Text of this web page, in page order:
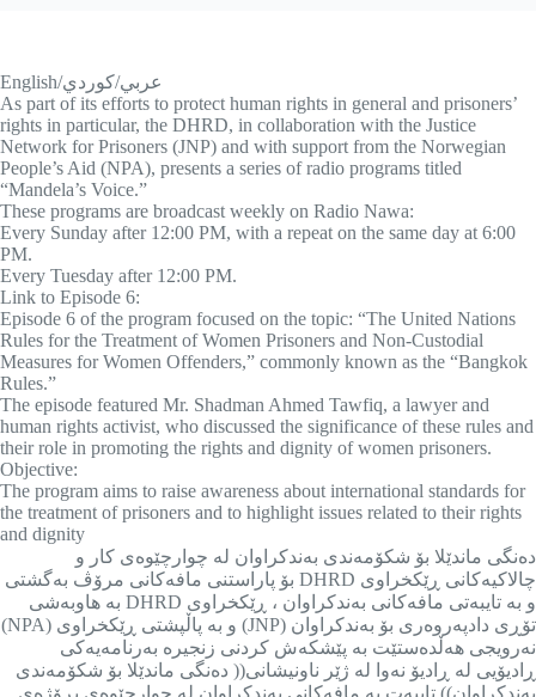
English/عربي/كوردي
As part of its efforts to protect human rights in general and prisoners’
rights in particular, the DHRD, in collaboration with the Justice
Network for Prisoners (JNP) and with support from the Norwegian
People’s Aid (NPA), presents a series of radio programs titled
“Mandela’s Voice.”
These programs are broadcast weekly on Radio Nawa:
Every Sunday after 12:00 PM, with a repeat on the same day at 6:00
PM.
Every Tuesday after 12:00 PM.
Link to Episode 6:
Episode 6 of the program focused on the topic: “The United Nations
Rules for the Treatment of Women Prisoners and Non-Custodial
Measures for Women Offenders,” commonly known as the “Bangkok
Rules.”
The episode featured Mr. Shadman Ahmed Tawfiq, a lawyer and
human rights activist, who discussed the significance of these rules and
their role in promoting the rights and dignity of women prisoners.
Objective:
The program aims to raise awareness about international standards for
the treatment of prisoners and to highlight issues related to their rights
and dignity
دەنگی ماندێلا بۆ شکۆمەندی بەندکراوان لە چوارچێوەی کار و
چالاکیەکانی ڕێکخراوی DHRD بۆ پاراستنی مافەکانی مرۆڤ بەگشتی
و بە تایبەتی مافەکانی بەندکراوان ، ڕێکخراوی DHRD بە ھاوبەشی
تۆڕی دادپەروەری بۆ بەندکراوان (JNP) و بە پاڵپشتی ڕێکخراوی (NPA)
نەرویجی ھەڵدەستێت بە پێشکەش کردنی زنجیرە بەرنامەیەکی
ڕادیۆیی لە ڕادیۆ نەوا لە ژێر ناونیشانی(( دەنگی ماندێلا بۆ شکۆمەندی